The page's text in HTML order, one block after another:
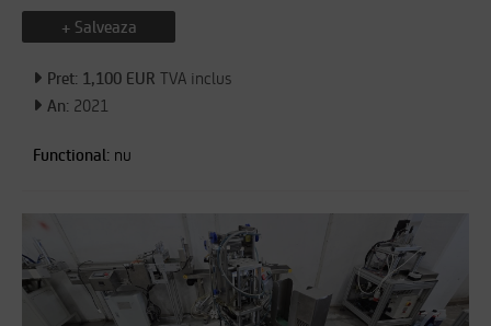
+ Salveaza
Pret: 1,100 EUR TVA inclus
An: 2021
Functional: nu